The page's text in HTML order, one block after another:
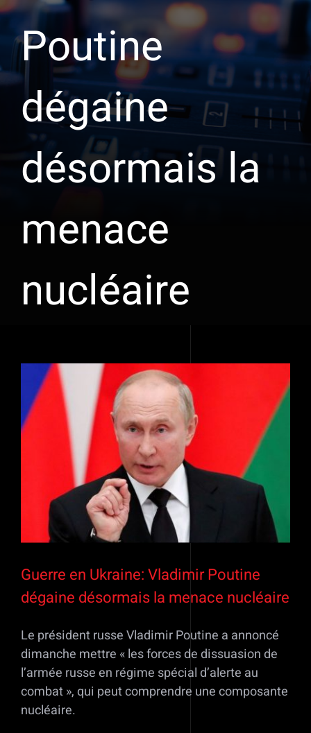
Poutine
dégaine
désormais la
menace
nucléaire
l'image
agrandie
Guerre en Ukraine: Vladimir Poutine
dégaine désormais la menace nucléaire
Le président russe Vladimir Poutine a annoncé
dimanche mettre « les forces de dissuasion de
l’armée russe en régime spécial d’alerte au
combat », qui peut comprendre une composante
nucléaire.